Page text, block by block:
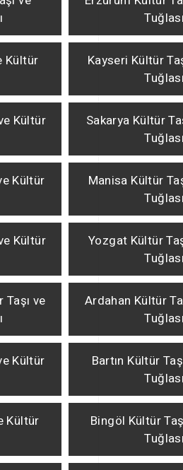
Tuğlası
Kültür
Kayseri Kültür
Tuğlası
Kültür
Sakarya Kültür
Tuğlası
Kültür
Manisa Kültür
Tuğlası
Kültür
Yozgat Kültür
Tuğlası
ve
Ardahan Kültür
Tuğlası
Kültür
Bartın Kültür
Tuğlası
Kültür
Bingöl Kültür
Tuğlası